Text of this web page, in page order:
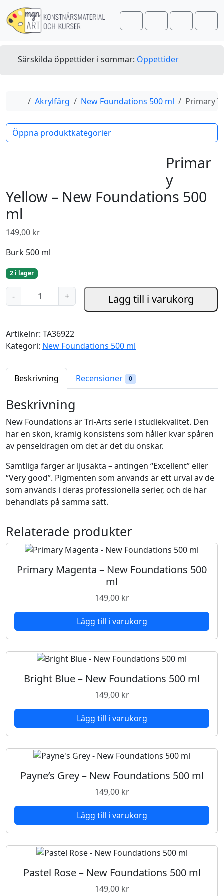
Skip to content
Skip to footer
SearchAccount
Cart
Särskilda öppettider i sommar: Öppettider
Home
Akrylfärg New Foundations 500 ml Primary
Öppna produktkategorier
Primar
y
Yellow – New Foundations 500
ml
149,00 kr
Burk 500 ml
2 i lager
-
P
r
m
a
r
e
l
l
o
w
-
N
e
w
F
o
n
d
0
0
d
+ Lägg till i varukorg
Artikelnr: TA36922
Kategori: New Foundations 500 ml
Beskrivning Recensioner 0
Beskrivning
New Foundations är Tri-Arts serie i studiekvalitet. Den
har en skön, krämig konsistens som håller kvar spåren
av penseldragen om det är det du önskar.
Samtliga färger är ljusäkta – antingen “Excellent” eller
“Very good”. Pigmenten som används är ett urval av de
som används i deras professionella serier, och de har
behandlats på samma sätt.
Relaterade produkter
Primary Magenta – New Foundations 500
ml
149,00 kr
Lägg till i varukorg
Bright Blue – New Foundations 500 ml
149,00 kr
Lägg till i varukorg
Payne’s Grey – New Foundations 500 ml
149,00 kr
Lägg till i varukorg
Pastel Rose – New Foundations 500 ml
149,00 kr